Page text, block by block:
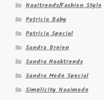
Naaitrends/Fashion Style
Patricia Baby
Patricia Special
Sandra Breien
Sandra Haaktrends
Sandra Mode Special
Simplicity Naaimode